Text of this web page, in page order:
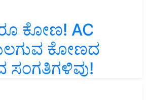
ಕೋಣ! AC
ಕೋಣದ
ಸಂಗತಿಗಳಿವು!